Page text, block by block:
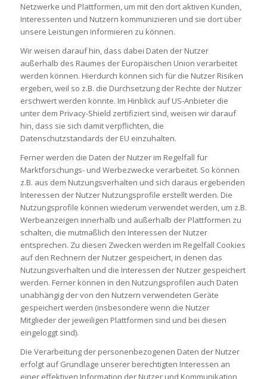
Netzwerke und Plattformen, um mit den dort aktiven Kunden,
Interessenten und Nutzern kommunizieren und sie dort über
unsere Leistungen informieren zu können.
Wir weisen darauf hin, dass dabei Daten der Nutzer
außerhalb des Raumes der Europäischen Union verarbeitet
werden können. Hierdurch können sich für die Nutzer Risiken
ergeben, weil so z.B. die Durchsetzung der Rechte der Nutzer
erschwert werden könnte. Im Hinblick auf US-Anbieter die
unter dem Privacy-Shield zertifiziert sind, weisen wir darauf
hin, dass sie sich damit verpflichten, die
Datenschutzstandards der EU einzuhalten.
Ferner werden die Daten der Nutzer im Regelfall für
Marktforschungs- und Werbezwecke verarbeitet. So können
z.B. aus dem Nutzungsverhalten und sich daraus ergebenden
Interessen der Nutzer Nutzungsprofile erstellt werden. Die
Nutzungsprofile können wiederum verwendet werden, um z.B.
Werbeanzeigen innerhalb und außerhalb der Plattformen zu
schalten, die mutmaßlich den Interessen der Nutzer
entsprechen. Zu diesen Zwecken werden im Regelfall Cookies
auf den Rechnern der Nutzer gespeichert, in denen das
Nutzungsverhalten und die Interessen der Nutzer gespeichert
werden. Ferner können in den Nutzungsprofilen auch Daten
unabhängig der von den Nutzern verwendeten Geräte
gespeichert werden (insbesondere wenn die Nutzer
Mitglieder der jeweiligen Plattformen sind und bei diesen
eingeloggt sind).
Die Verarbeitung der personenbezogenen Daten der Nutzer
erfolgt auf Grundlage unserer berechtigten Interessen an
einer effektiven Information der Nutzer und Kommunikation